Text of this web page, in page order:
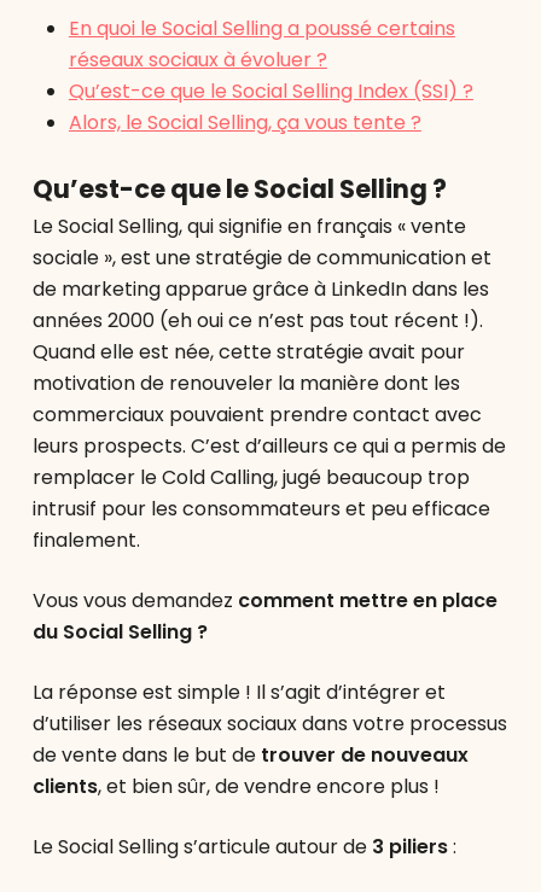
En quoi le Social Selling a poussé certains
réseaux sociaux à évoluer ?
Qu’est-ce que le Social Selling Index (SSI) ?
Alors, le Social Selling, ça vous tente ?
Qu’est-ce que le Social Selling ?
Le Social Selling, qui signifie en français « vente
sociale », est une stratégie de communication et
de marketing apparue grâce à LinkedIn dans les
années 2000 (eh oui ce n’est pas tout récent !).
Quand elle est née, cette stratégie avait pour
motivation de renouveler la manière dont les
commerciaux pouvaient prendre contact avec
leurs prospects. C’est d’ailleurs ce qui a permis de
remplacer le Cold Calling, jugé beaucoup trop
intrusif pour les consommateurs et peu efficace
finalement.
Vous vous demandez comment mettre en place
du Social Selling ?
La réponse est simple ! Il s’agit d’intégrer et
d’utiliser les réseaux sociaux dans votre processus
de vente dans le but de trouver de nouveaux
clients, et bien sûr, de vendre encore plus !
Le Social Selling s’articule autour de 3 piliers: